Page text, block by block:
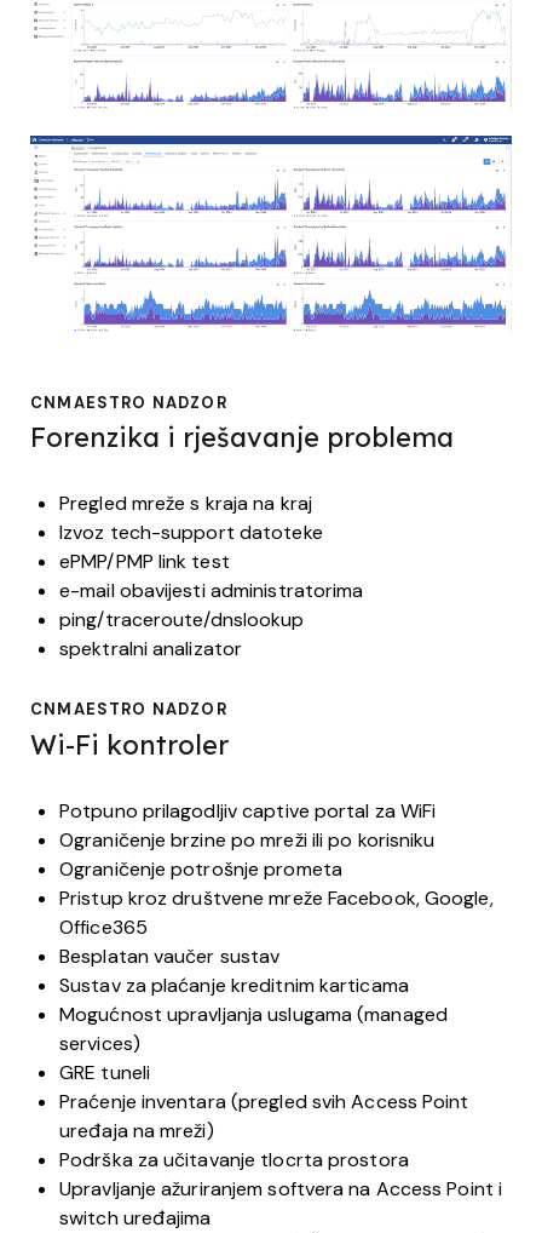
CNMAESTRO NADZOR
Forenzika i rješavanje problema
Pregled mreže s kraja na kraj
Izvoz tech-support datoteke
ePMP/PMP link test
e-mail obavijesti administratorima
ping/traceroute/dnslookup
spektralni analizator
CNMAESTRO NADZOR
Wi-Fi kontroler
Potpuno prilagodljiv captive portal za WiFi
Ograničenje brzine po mreži ili po korisniku
Ograničenje potrošnje prometa
Pristup kroz društvene mreže Facebook, Google,
Office365
Besplatan vaučer sustav
Sustav za plaćanje kreditnim karticama
Mogućnost upravljanja uslugama (managed
services)
GRE tuneli
Praćenje inventara (pregled svih Access Point
uređaja na mreži)
Podrška za učitavanje tlocrta prostora
Upravljanje ažuriranjem softvera na Access Point i
switch uređajima